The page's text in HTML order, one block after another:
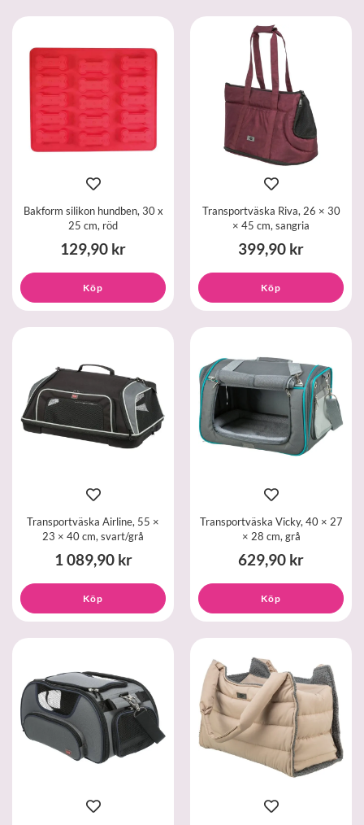
Bakform silikon hundben, 30 x
25 cm, röd
129,90 kr
Köp
Transportväska Riva, 26 × 30
× 45 cm, sangria
399,90 kr
Köp
Transportväska Airline, 55 ×
23 × 40 cm, svart/grå
1 089,90 kr
Köp
Transportväska Vicky, 40 × 27
× 28 cm, grå
629,90 kr
Köp